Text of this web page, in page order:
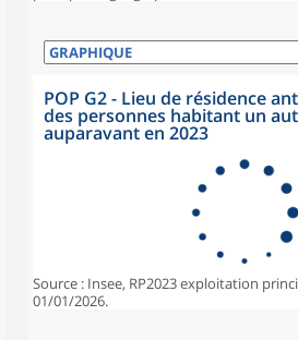
POP G2 - Lieu de résidence
des personnes habitant un
auparavant en 2023
Source : Insee, RP2023 exploitation
01/01/2026.